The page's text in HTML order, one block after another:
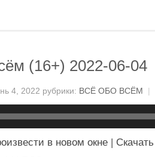
(16+) 2022-06-04
4, 2022 рубрики: ВСЁ ОБО ВСЁМ |
в новом окне | Скачать